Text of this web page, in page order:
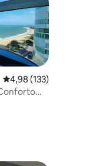
4,98 de uma avaliação
4,98 (133)